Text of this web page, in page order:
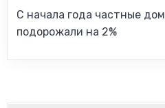
С начала года частные
подорожали на 2%